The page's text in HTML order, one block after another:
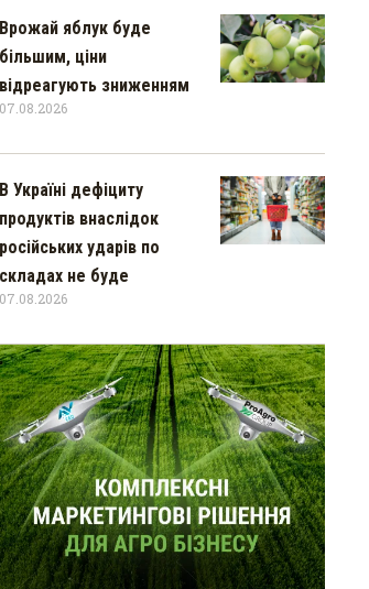
Врожай яблук буде
більшим, ціни
відреагують зниженням
07.08.2026
В Україні дефіциту
продуктів внаслідок
російських ударів по
складах не буде
07.08.2026